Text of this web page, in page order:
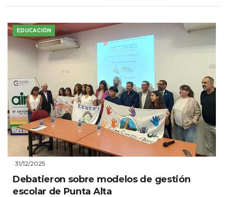
EDUCACIÓN
31/12/2025
Debatieron sobre modelos de gestión
escolar de Punta Alta